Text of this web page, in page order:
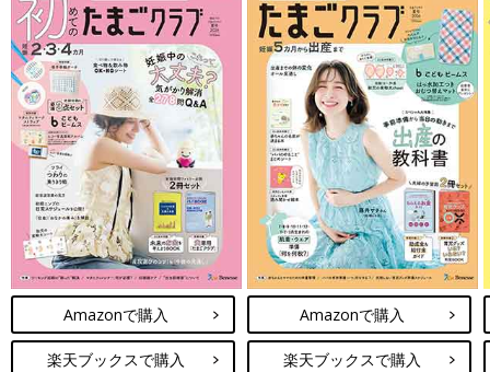
Amazonで購入
楽天ブックスで購入
Amazonで購入
楽天ブックスで購入